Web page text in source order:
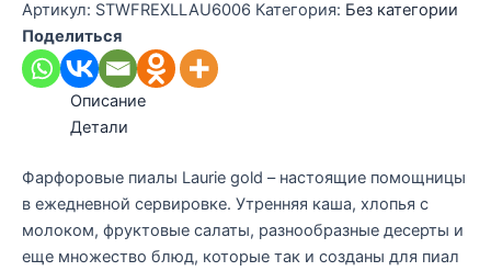
Артикул: STWFREXLLAU6006 Категория: Без категории
Поделиться
Описание
Детали
Фарфоровые пиалы Laurie gold – настоящие помощницы
в ежедневной сервировке. Утренняя каша, хлопья с
молоком, фруктовые салаты, разнообразные десерты и
еще множество блюд, которые так и созданы для пиал